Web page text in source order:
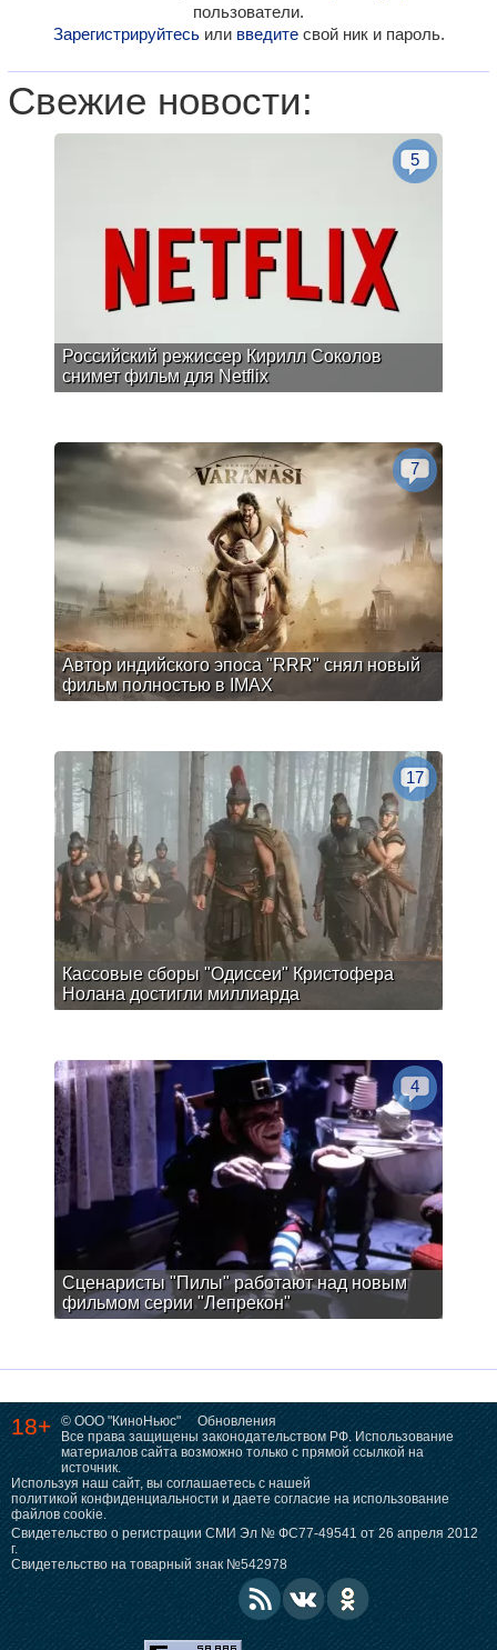
пользователи.
Зарегистрируйтесьили введитесвой ник и пароль.
Свежие новости:
Российский режиссер Кирилл Соколов
снимет фильм для Netflix
5
Автор индийского эпоса "RRR" снял новый
фильм полностью в IMAX
7
Кассовые сборы "Одиссеи" Кристофера
Нолана достигли миллиарда
17
Сценаристы "Пилы" работают над новым
фильмом серии "Лепрекон"
4
18+ © ООО "КиноНьюс"
Обновления
Все права защищены законодательством РФ. Использование
материалов сайта возможно только с прямой ссылкой на
источник.
Используя наш сайт, вы соглашаетесь с нашей
политикой конфиденциальностии даете согласие на использование
файлов cookie.
Свидетельство о регистрации СМИ Эл № ФС77-49541 от 26 апреля 2012
г.
Свидетельство на товарный знак №542978